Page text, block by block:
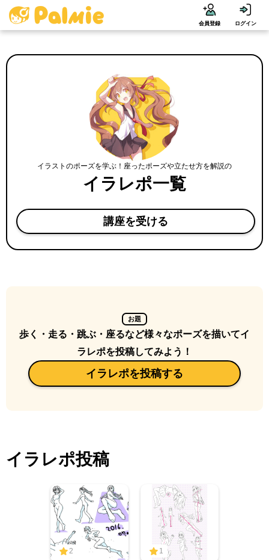
会員登録 ログイン
イラストのポーズを学ぶ！座ったポーズや立たせ方を解説の
イラレポ一覧
講座を受ける
お題
歩く・走る・跳ぶ・座るなど様々なポーズを描いてイ
ラレポを投稿してみよう！
イラレポを投稿する
イラレポ投稿
2 1